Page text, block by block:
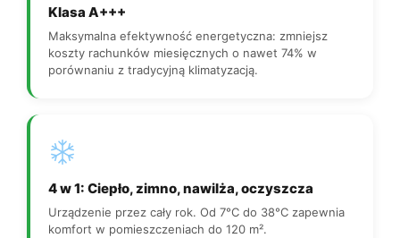
Klasa A+++
Maksymalna efektywność energetyczna: zmniejsz
koszty rachunków miesięcznych o nawet 74% w
porównaniu z tradycyjną klimatyzacją.
4 w 1: Ciepło, zimno, nawilża, oczyszcza
Urządzenie przez cały rok. Od 7°C do 38°C zapewnia
komfort w pomieszczeniach do 120 m².